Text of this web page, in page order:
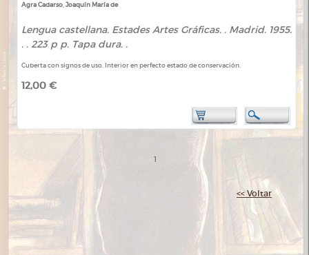
Agra Cadarso, Joaquín María de
Lengua castellana. Estades Artes Gráficas. . Madrid. 1955.
. . 223 p p. Tapa dura. .
Cuberta con signos de uso. Interior en perfecto estado de conservación.
12,00 €
1
<< Voltar